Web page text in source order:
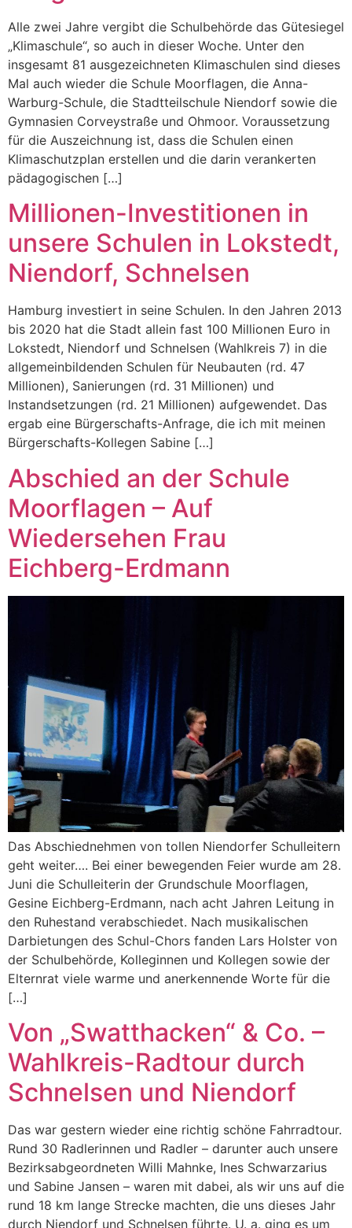
Alle zwei Jahre vergibt die Schulbehörde das Gütesiegel
„Klimaschule“, so auch in dieser Woche. Unter den
insgesamt 81 ausgezeichneten Klimaschulen sind dieses
Mal auch wieder die Schule Moorflagen, die Anna-
Warburg-Schule, die Stadtteilschule Niendorf sowie die
Gymnasien Corveystraße und Ohmoor. Voraussetzung
für die Auszeichnung ist, dass die Schulen einen
Klimaschutzplan erstellen und die darin verankerten
pädagogischen […]
Millionen-Investitionen in
unsere Schulen in Lokstedt,
Niendorf, Schnelsen
Hamburg investiert in seine Schulen. In den Jahren 2013
bis 2020 hat die Stadt allein fast 100 Millionen Euro in
Lokstedt, Niendorf und Schnelsen (Wahlkreis 7) in die
allgemeinbildenden Schulen für Neubauten (rd. 47
Millionen), Sanierungen (rd. 31 Millionen) und
Instandsetzungen (rd. 21 Millionen) aufgewendet. Das
ergab eine Bürgerschafts-Anfrage, die ich mit meinen
Bürgerschafts-Kollegen Sabine […]
Abschied an der Schule
Moorflagen – Auf
Wiedersehen Frau
Eichberg-Erdmann
Das Abschiednehmen von tollen Niendorfer Schulleitern
geht weiter…. Bei einer bewegenden Feier wurde am 28.
Juni die Schulleiterin der Grundschule Moorflagen,
Gesine Eichberg-Erdmann, nach acht Jahren Leitung in
den Ruhestand verabschiedet. Nach musikalischen
Darbietungen des Schul-Chors fanden Lars Holster von
der Schulbehörde, Kolleginnen und Kollegen sowie der
Elternrat viele warme und anerkennende Worte für die
[…]
Von „Swatthacken“ & Co. –
Wahlkreis-Radtour durch
Schnelsen und Niendorf
Das war gestern wieder eine richtig schöne Fahrradtour.
Rund 30 Radlerinnen und Radler – darunter auch unsere
Bezirksabgeordneten Willi Mahnke, Ines Schwarzarius
und Sabine Jansen – waren mit dabei, als wir uns auf die
rund 18 km lange Strecke machten, die uns dieses Jahr
durch Niendorf und Schnelsen führte. U. a. ging es um